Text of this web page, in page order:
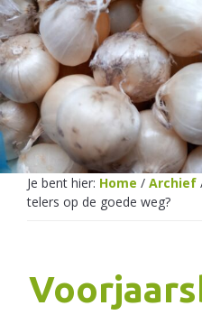
Network
Netherlands
Je bent hier: Home / Archief
telers op de goede weg?